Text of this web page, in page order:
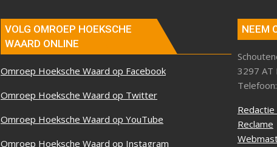
VOLG OMROEP HOEKSCHE
WAARD ONLINE
Omroep Hoeksche Waard op Facebook
Omroep Hoeksche Waard op Twitter
Omroep Hoeksche Waard op YouTube
Omroep Hoeksche Waard op Instagram
NEEM
3297 AT
Telefoon:
Reclame